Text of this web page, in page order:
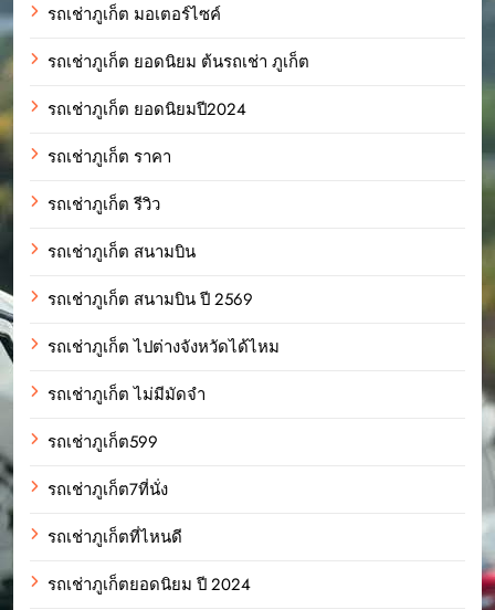
รถเช่าภูเก็ต มอเตอร์ไซค์
รถเช่าภูเก็ต ยอดนิยม ต้นรถเช่า ภูเก็ต
รถเช่าภูเก็ต ยอดนิยมปี2024
รถเช่าภูเก็ต ราคา
รถเช่าภูเก็ต รีวิว
รถเช่าภูเก็ต สนามบิน
รถเช่าภูเก็ต สนามบิน ปี 2569
รถเช่าภูเก็ต ไปต่างจังหวัดได้ไหม
รถเช่าภูเก็ต ไม่มีมัดจำ
รถเช่าภูเก็ต599
รถเช่าภูเก็ต7ที่นั่ง
รถเช่าภูเก็ตที่ไหนดี
รถเช่าภูเก็ตยอดนิยม ปี 2024